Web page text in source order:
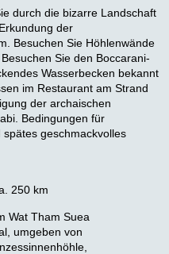
durch die bizarre Landschaft
der
Besuchen Sie Höhlenwände
Sie den Boccarani-
Wasserbecken bekannt
im Restaurant am Strand
der archaischen
Bedingungen für
geschmackvolles
250 km
Wat Tham Suea
umgeben von